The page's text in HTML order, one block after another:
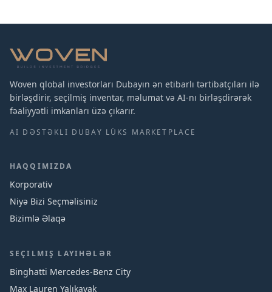
Woven qlobal investorları Dubayın ən etibarlı tərtibatçıları ilə
birləşdirir, seçilmiş inventar, məlumat və AI-nı birləşdirərək
fəaliyyətli imkanları üzə çıkarır.
AI DƏSTƏKLI DUBAY LÜKS MARKETPLACE
HAQQIMIZDA
Korporativ
Niyə Bizi Seçməlisiniz
Bizimlə Əlaqə
SEÇILMIŞ LAYIHƏLƏR
Binghatti Mercedes‑Benz City
Max Lauren Yalıkavak